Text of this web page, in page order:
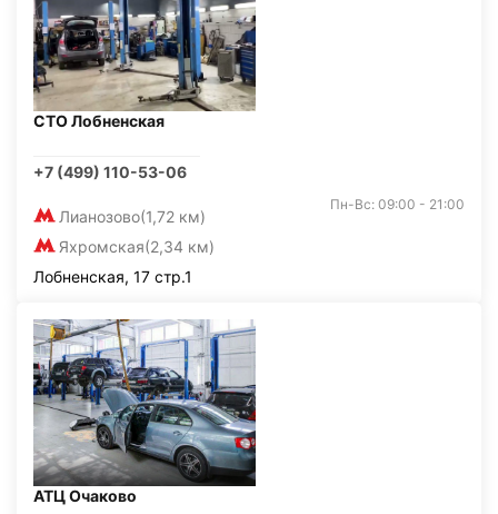
СТО Лобненская
+7 (499) 110-53-06
Лианозово(1,72 км)
Яхромская(2,34 км)
Пн-Вс: 09:00 - 21:00
Лобненская, 17 стр.1
АТЦ Очаково